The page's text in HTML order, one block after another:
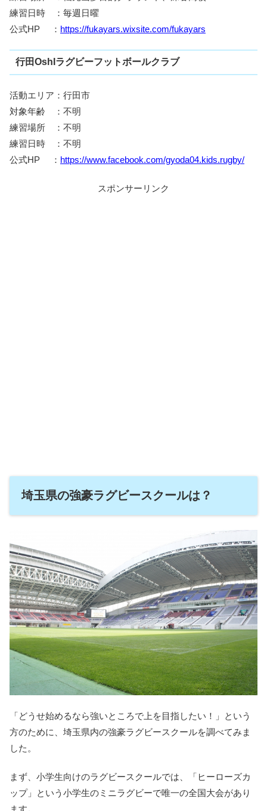
練習日時 ：毎週日曜
公式HP ： https://fukayars.wixsite.com/fukayars
行田OshIラグビーフットボールクラブ
活動エリア：行田市
対象年齢 ：不明
練習場所 ：不明
練習日時 ：不明
公式HP ： https://www.facebook.com/gyoda04.kids.rugby/
スポンサーリンク
埼玉県の強豪ラグビースクールは？
「どうせ始めるなら強いところで上を目指したい！」
という
方のために、埼玉県内の強豪ラグビースクールを調べてみま
した。
まず、小学生向けのラグビースクールでは、「ヒーローズカ
ップ」という小学生のミニラグビーで唯一の全国大会があり